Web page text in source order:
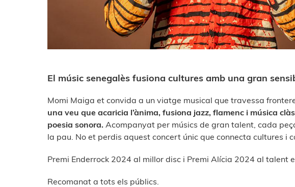
El músic senegalès fusiona cultures amb una gran
Momi Maiga et convida a un viatge musical que travessa
una veu que acaricia l’ànima, fusiona jazz, flamenc i música
poesia sonora.Acompanyat per músics de gran talent, cada
la pau. No et perdis aquest concert únic que connecta cultures i
Premi Enderrock 2024 al millor disc i Premi Alícia 2024 al talent
Recomanat a tots els públics.